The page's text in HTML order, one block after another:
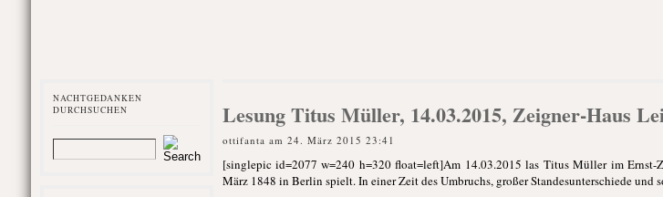
NACHTGEDANKEN
DURCHSUCHEN
Lesung Titus Müller, 14.03.2015, Zeigner-Haus
ottifanta am 24. März 2015 23:41
[singlepic id=2077 w=240 h=320 float=left]Am 14.03.2015 las Titus Müller im Ernst-
März 1848 in Berlin spielt. In einer Zeit des Umbruchs, großer Standesunterschiede und